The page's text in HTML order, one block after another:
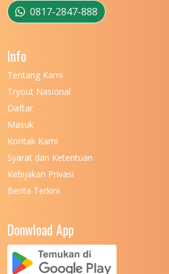
UNIVERSITAS MUSAMUS
UNIVERSITAS NEGERI KHAIRUN
UNIVERSITAS NEGERI MANADO
UNIVERSITAS NEGERI MEDAN
UNIVERSITAS NEGERI PADANG
UNIVERSITAS NUSA CENDANA
UNIVERSITAS PADJADJARAN
0817-2847-888
Info
Tentang Kami
Tryout Nasional
Daftar
Masuk
Kontak Kami
Syarat dan Ketentuan
Kebijakan Privasi
Berita Terkini
Donwload App